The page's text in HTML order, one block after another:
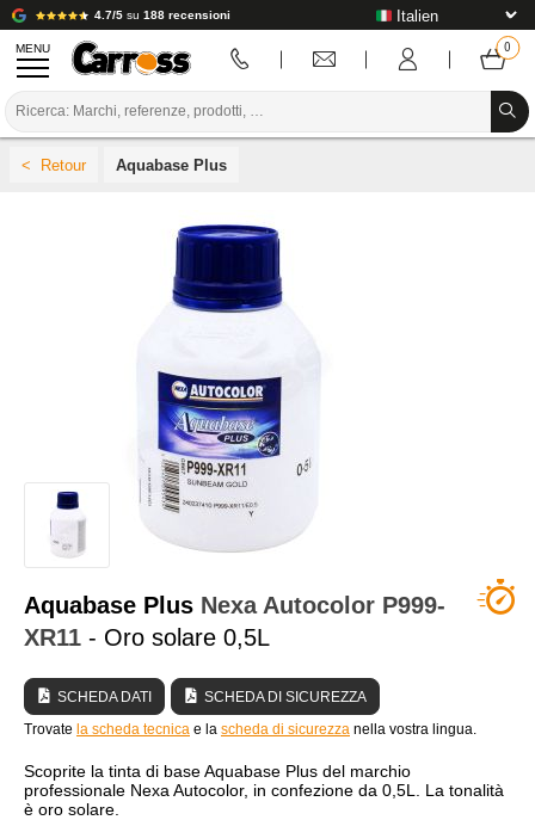
4.7/5 su 188 recensioni
MENU
PREPARAZIONE / VERNICIATURA / RIFINITURA
STRUMENTI PER LA CARROZZERIA
ATTREZZATURE PER CARROZZERIA
CODICE COLORE
INSTALLAZIONE IN LABORATORIO
TUTORIAL E CONSIGLI
Aquabase Plus
Aquabase Plus Nexa Autocolor P999-
XR11 - Oro solare 0,5L
SCHEDA DATI
SCHEDA DI SICUREZZA
Trovate la scheda tecnica e la scheda di sicurezza nella vostra lingua.
Scoprite la tinta di base Aquabase Plus del marchio
professionale Nexa Autocolor, in confezione da 0,5L. La tonalità
è oro solare.